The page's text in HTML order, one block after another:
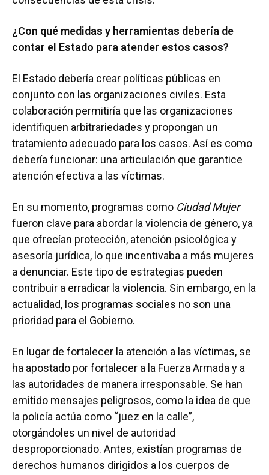
¿Con qué medidas y herramientas debería de
contar el Estado para atender estos casos?
El Estado debería crear políticas públicas en
conjunto con las organizaciones civiles. Esta
colaboración permitiría que las organizaciones
identifiquen arbitrariedades y propongan un
tratamiento adecuado para los casos. Así es como
debería funcionar: una articulación que garantice
atención efectiva a las víctimas.
En su momento, programas como Ciudad Mujer
fueron clave para abordar la violencia de género, ya
que ofrecían protección, atención psicológica y
asesoría jurídica, lo que incentivaba a más mujeres
a denunciar. Este tipo de estrategias pueden
contribuir a erradicar la violencia. Sin embargo, en la
actualidad, los programas sociales no son una
prioridad para el Gobierno.
En lugar de fortalecer la atención a las víctimas, se
ha apostado por fortalecer a la Fuerza Armada y a
las autoridades de manera irresponsable. Se han
emitido mensajes peligrosos, como la idea de que
la policía actúa como “juez en la calle”,
otorgándoles un nivel de autoridad
desproporcionado. Antes, existían programas de
derechos humanos dirigidos a los cuerpos de